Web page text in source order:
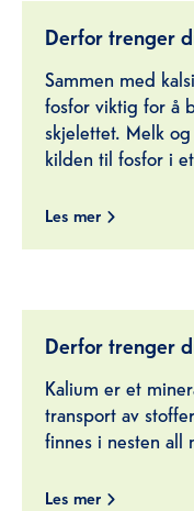
Derfor trenger
Sammen med
fosfor viktig for å
skjelettet. Melk
kilden til fosfor i
Les mer
Derfor trenger
Kalium er et
transport av
finnes i nesten all
Les mer